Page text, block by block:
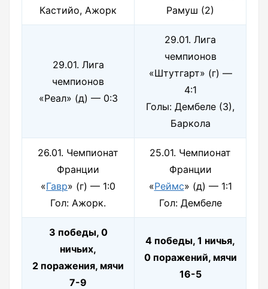
Кастийо, Ажорк
Рамуш (2)
29.01. Лига
чемпионов
«Реал» (д) — 0:3
29.01. Лига
чемпионов
«Штутгарт» (г) —
4:1
Голы: Дембеле (3),
Баркола
26.01. Чемпионат
Франции
«Гавр» (г) — 1:0
Гол: Ажорк.
25.01. Чемпионат
Франции
«Реймс» (д) — 1:1
Гол: Дембеле
3 победы, 0
ничьих,
2 поражения, мячи
7-9
4 победы, 1 ничья,
0 поражений, мячи
16-5